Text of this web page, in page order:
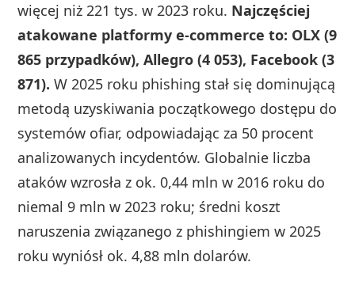
więcej niż 221 tys. w 2023 roku. Najczęściej
atakowane platformy e‑commerce to: OLX (9
865 przypadków), Allegro (4 053), Facebook (3
871). W 2025 roku phishing stał się dominującą
metodą uzyskiwania początkowego dostępu do
systemów ofiar, odpowiadając za 50 procent
analizowanych incydentów. Globalnie liczba
ataków wzrosła z ok. 0,44 mln w 2016 roku do
niemal 9 mln w 2023 roku; średni koszt
naruszenia związanego z phishingiem w 2025
roku wyniósł ok. 4,88 mln dolarów.